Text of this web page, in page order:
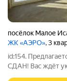
посёлок Малое
ЖК «АЭРО», 3
id:154.
СДАН! Вас ждёт